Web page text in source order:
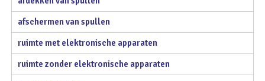
afschermen van spullen
ruimte met elektronische apparaten
ruimte zonder elektronische apparaten